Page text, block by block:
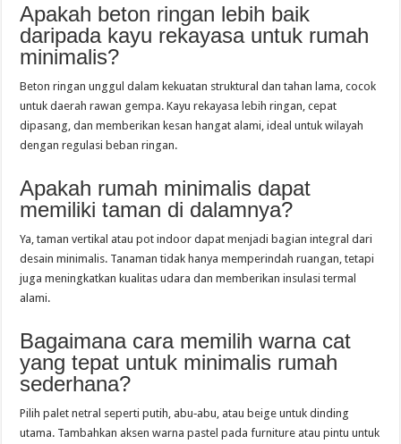
Apakah beton ringan lebih baik
daripada kayu rekayasa untuk rumah
minimalis?
Beton ringan unggul dalam kekuatan struktural dan tahan lama, cocok
untuk daerah rawan gempa. Kayu rekayasa lebih ringan, cepat
dipasang, dan memberikan kesan hangat alami, ideal untuk wilayah
dengan regulasi beban ringan.
Apakah rumah minimalis dapat
memiliki taman di dalamnya?
Ya, taman vertikal atau pot indoor dapat menjadi bagian integral dari
desain minimalis. Tanaman tidak hanya memperindah ruangan, tetapi
juga meningkatkan kualitas udara dan memberikan insulasi termal
alami.
Bagaimana cara memilih warna cat
yang tepat untuk minimalis rumah
sederhana?
Pilih palet netral seperti putih, abu‑abu, atau beige untuk dinding
utama. Tambahkan aksen warna pastel pada furniture atau pintu untuk